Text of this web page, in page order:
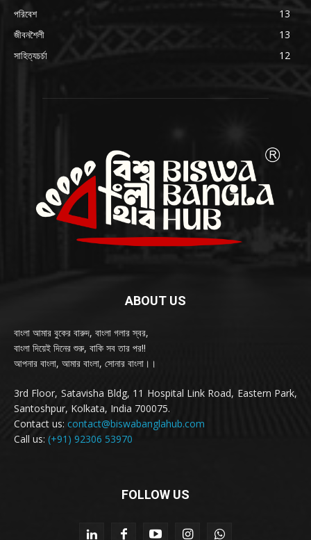
পরিবেশ
13
জীবনশৈলী
13
সাহিত্যচর্চা
12
ABOUT US
বাংলা আমার বুকের বারুদ, বাংলা গলার স্বর,
বাংলা দিয়েই দিনের শুরু, বাকি সব তার পর!!
আপনার বাংলা, আমার বাংলা, সোনার বাংলা।।
3rd Floor, Satavisha Bldg, 11 Hospital Link Road, Eastern Park,
Santoshpur, Kolkata, India 700075.
Contact us: contact@biswabanglahub.com
Call us: (+91) 92306 53970
FOLLOW US